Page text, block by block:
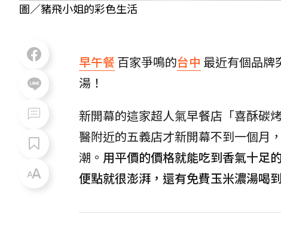
圖／豬飛小姐的彩色生活
早午餐百家爭鳴的台中 最近有個品牌
湯！
新開幕的這家超人氣早餐店「喜酥碳
醫附近的五義店才新開幕不到一個月
潮。 用平價的價格就能吃到香氣十足
便點就很澎湃，還有免費玉米濃湯喝